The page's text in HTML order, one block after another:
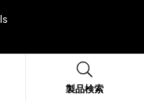
製品検索